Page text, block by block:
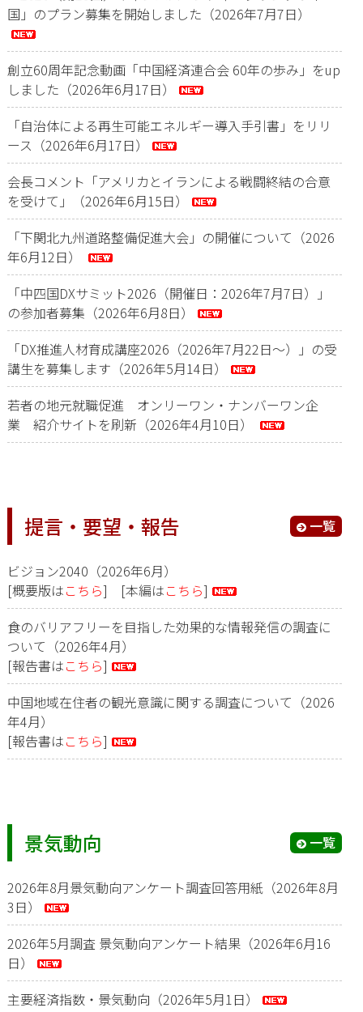
国」のプラン募集を開始しました（2026年7月7日）
創立60周年記念動画「中国経済連合会 60年の歩み」をup
しました（2026年6月17日）
「自治体による再生可能エネルギー導入手引書」をリリ
ース（2026年6月17日）
会長コメント「アメリカとイランによる戦闘終結の合意
を受けて」（2026年6月15日）
「下関北九州道路整備促進大会」の開催について（2026
年6月12日）
「中四国DXサミット2026（開催日：2026年7月7日）」
の参加者募集（2026年6月8日）
「DX推進人材育成講座2026（2026年7月22日～）」の受
講生を募集します（2026年5月14日）
若者の地元就職促進 オンリーワン・ナンバーワン企
業 紹介サイトを刷新（2026年4月10日）
提言・要望・報告 一覧
ビジョン2040（2026年6月）
[概要版はこちら] [本編はこちら]
食のバリアフリーを目指した効果的な情報発信の調査に
ついて（2026年4月）
[報告書はこちら]
中国地域在住者の観光意識に関する調査について（2026
年4月）
[報告書はこちら]
景気動向 一覧
2026年8月景気動向アンケート調査回答用紙（2026年8月
3日）
2026年5月調査 景気動向アンケート結果（2026年6月16
日）
主要経済指数・景気動向（2026年5月1日）